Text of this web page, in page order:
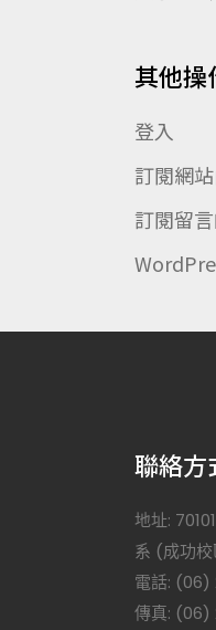
其他操
登入
訂閱網
訂閱留
聯絡方
地址:
系 (成功
電話:
傳真: (06)